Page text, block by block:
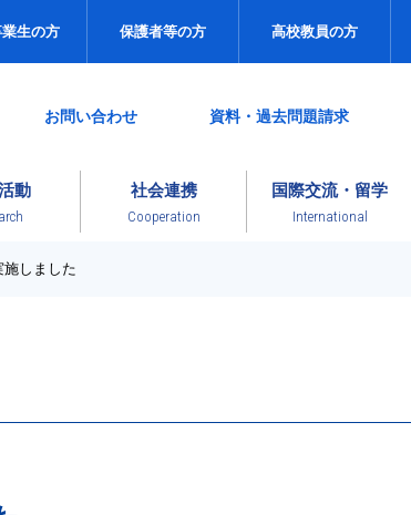
生の方 保護者等の方 高校教員の方
お問い合わせ 資料・過去問題請求
動 社会連携
Cooperation
国際交流・留学
International
施しました